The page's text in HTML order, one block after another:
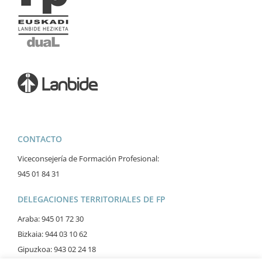
CONTACTO
Viceconsejería de Formación Profesional:
945 01 84 31
DELEGACIONES TERRITORIALES DE FP
Araba: 945 01 72 30
Bizkaia: 944 03 10 62
Gipuzkoa: 943 02 24 18